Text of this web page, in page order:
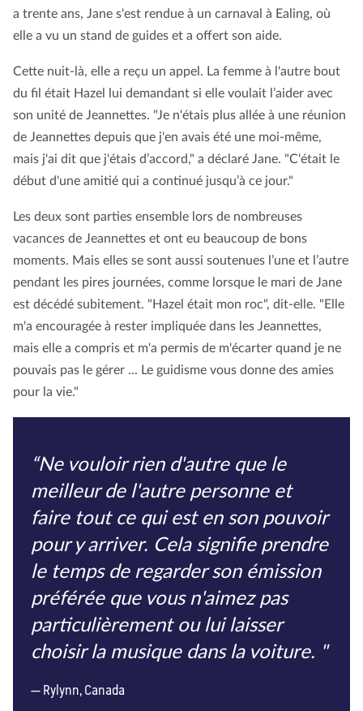
a trente ans, Jane s'est rendue à un carnaval à Ealing, où
elle a vu un stand de guides et a offert son aide.
Cette nuit-là, elle a reçu un appel. La femme à l'autre bout
du fil était Hazel lui demandant si elle voulait l’aider avec
son unité de Jeannettes. "Je n'étais plus allée à une réunion
de Jeannettes depuis que j'en avais été une moi-même,
mais j'ai dit que j'étais d’accord," a déclaré Jane. "C'était le
début d'une amitié qui a continué jusqu’à ce jour."
Les deux sont parties ensemble lors de nombreuses
vacances de Jeannettes et ont eu beaucoup de bons
moments. Mais elles se sont aussi soutenues l’une et l’autre
pendant les pires journées, comme lorsque le mari de Jane
est décédé subitement. "Hazel était mon roc", dit-elle. "Elle
m'a encouragée à rester impliquée dans les Jeannettes,
mais elle a compris et m'a permis de m'écarter quand je ne
pouvais pas le gérer ... Le guidisme vous donne des amies
pour la vie."
“Ne vouloir rien d'autre que le
meilleur de l'autre personne et
faire tout ce qui est en son pouvoir
pour y arriver. Cela signifie prendre
le temps de regarder son émission
préférée que vous n'aimez pas
particulièrement ou lui laisser
choisir la musique dans la voiture. "
Rylynn, Canada